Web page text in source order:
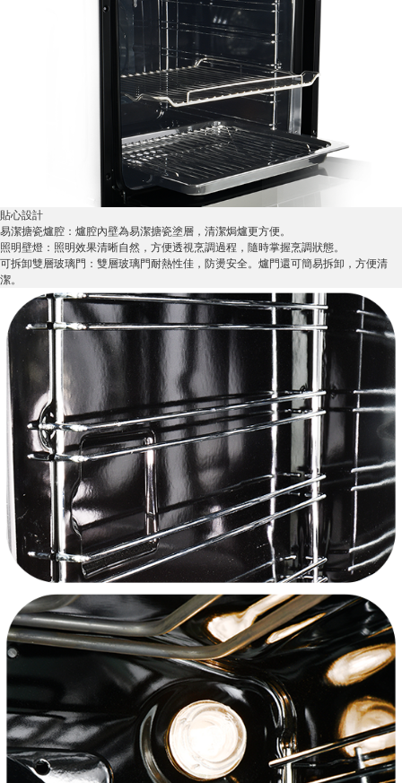
貼心設計
易潔搪瓷爐腔：爐腔內壁為易潔搪瓷塗層，清潔焗爐更方便。
照明壁燈：照明效果清晰自然，方便透視烹調過程，隨時掌握烹調狀態。
可拆卸雙層玻璃門：雙層玻璃門耐熱性佳，防燙安全。爐門還可簡易拆卸，方便清
潔。